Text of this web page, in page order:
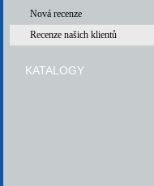
Nová recenze
Recenze našich klientů
KATALOGY